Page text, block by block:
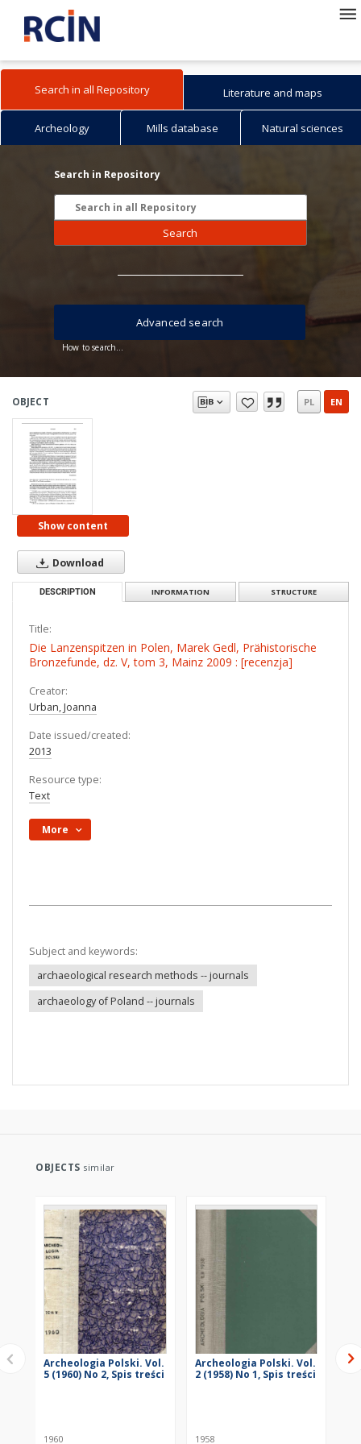
Search in all Repository Literature and maps
Archeology Mills database Natural sciences
Search in Repository
Search
How to search...
Advanced search
OBJECT PL EN
Show content
Download
DESCRIPTION INFORMATION STRUCTURE
Title:
Die Lanzenspitzen in Polen, Marek Gedl, Prähistorische
Bronzefunde, dz. V, tom 3, Mainz 2009 : [recenzja]
Creator:
Urban, Joanna
Date issued/created:
2013
Resource type:
Text
More
Subject and keywords:
archaeological research methods -- journals
archaeology of Poland -- journals
OBJECTS similar
Archeologia Polski. Vol.
5 (1960) No 2, Spis treści
1960
Archeologia Polski. Vol.
2 (1958) No 1, Spis treści
1958